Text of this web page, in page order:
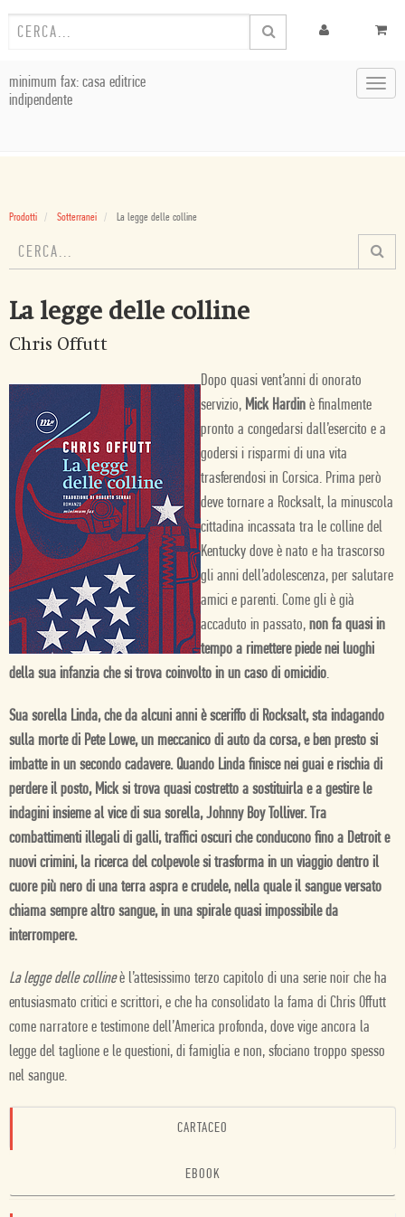
minimum fax: casa editrice
indipendente
Prodotti Sotterranei La legge delle colline
La legge delle colline
Chris Offutt
Dopo quasi vent’anni di onorato
servizio, Mick Hardin è finalmente
pronto a congedarsi dall’esercito e a
godersi i risparmi di una vita
trasferendosi in Corsica. Prima però
deve tornare a Rocksalt, la minuscola
cittadina incassata tra le colline del
Kentucky dove è nato e ha trascorso
gli anni dell’adolescenza, per salutare
amici e parenti. Come gli è già
accaduto in passato, non fa quasi in
tempo a rimettere piede nei luoghi
della sua infanzia che si trova coinvolto in un caso di omicidio.
Sua sorella Linda, che da alcuni anni è sceriffo di Rocksalt, sta indagando
sulla morte di Pete Lowe, un meccanico di auto da corsa, e ben presto si
imbatte in un secondo cadavere. Quando Linda finisce nei guai e rischia di
perdere il posto, Mick si trova quasi costretto a sostituirla e a gestire le
indagini insieme al vice di sua sorella, Johnny Boy Tolliver. Tra
combattimenti illegali di galli, traffici oscuri che conducono fino a Detroit e
nuovi crimini, la ricerca del colpevole si trasforma in un viaggio dentro il
cuore più nero di una terra aspra e crudele, nella quale il sangue versato
chiama sempre altro sangue, in una spirale quasi impossibile da
interrompere.
La legge delle collineè l’attesissimo terzo capitolo di una serie noir che ha
entusiasmato critici e scrittori, e che ha consolidato la fama di Chris Offutt
come narratore e testimone dell’America profonda, dove vige ancora la
legge del taglione e le questioni, di famiglia e non, sfociano troppo spesso
nel sangue.
CARTACEO
EBOOK